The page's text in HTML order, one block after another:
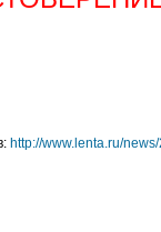
http://www.lenta.ru/